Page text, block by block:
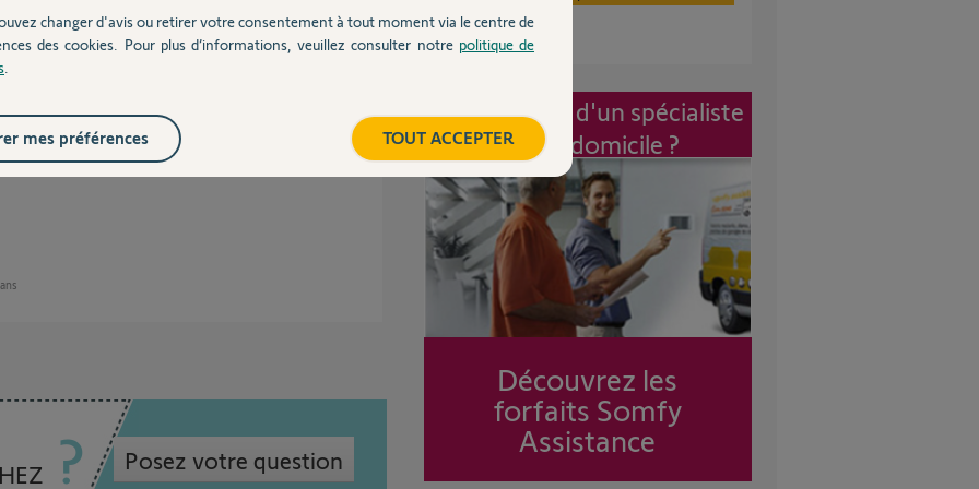
Posez votre question
Intervention d'un spécialiste
à mon domicile ?
Découvrez les
forfaits Somfy
Assistance
changer d'avis ou retirer votre consentement à tout moment via le centre de
des cookies. Pour plus d’informations, veuillez consulter notre politique de
TOUT ACCEPTER
mes préférences